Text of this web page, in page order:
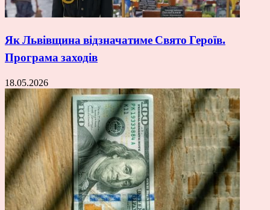
Як Львівщина відзначатиме Свято Героїв.
Програма заходів
18.05.2026